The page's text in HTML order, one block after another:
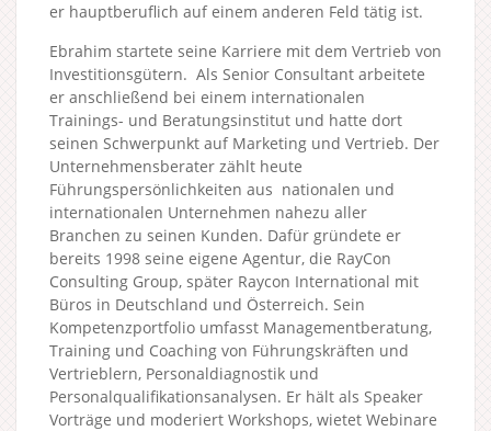
er hauptberuflich auf einem anderen Feld tätig ist.
Ebrahim startete seine Karriere mit dem Vertrieb von
Investitionsgütern. Als Senior Consultant arbeitete
er anschließend bei einem internationalen
Trainings- und Beratungsinstitut und hatte dort
seinen Schwerpunkt auf Marketing und Vertrieb. Der
Unternehmensberater zählt heute
Führungspersönlichkeiten aus nationalen und
internationalen Unternehmen nahezu aller
Branchen zu seinen Kunden. Dafür gründete er
bereits 1998 seine eigene Agentur, die RayCon
Consulting Group, später Raycon International mit
Büros in Deutschland und Österreich. Sein
Kompetenzportfolio umfasst Managementberatung,
Training und Coaching von Führungskräften und
Vertrieblern, Personaldiagnostik und
Personalqualifikationsanalysen. Er hält als Speaker
Vorträge und moderiert Workshops, wietet Webinare